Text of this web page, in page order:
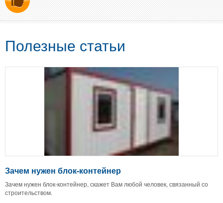
Полезные статьи
Зачем нужен блок-контейнер
Зачем нужен блок-контейнер, скажет Вам любой человек, связанный со
строительством.